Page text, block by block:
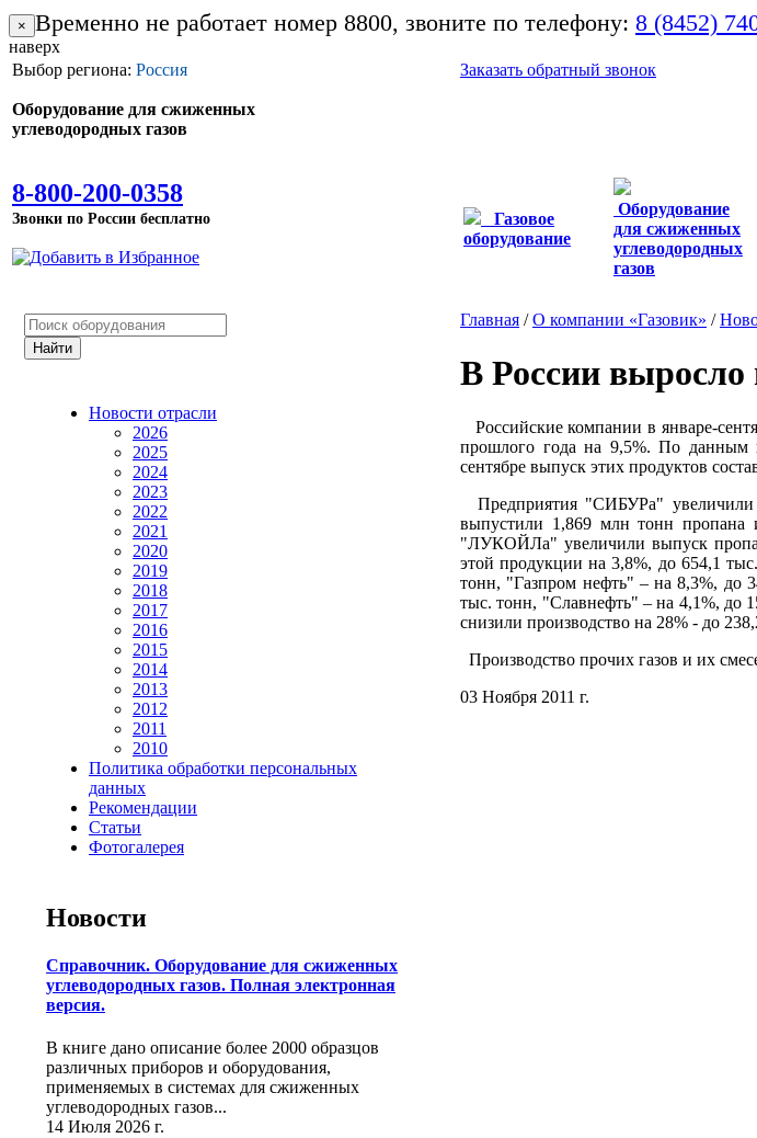
× Временно не работает номер 8800, звоните по телефону: 8 (8452)
наверх
Выбор региона: Россия
Оборудование для сжиженных
углеводородных газов
8-800-200-0358
Звонки по России бесплатно
Заказать обратный звонок
Газовое
оборудование
Оборудование
для сжиженных
углеводородных
газов
Новости отрасли
2026
2025
2024
2023
2022
2021
2020
2019
2018
2017
2016
2015
2014
2013
2012
2011
2010
Политика обработки персональных
данных
Рекомендации
Статьи
Фотогалерея
Новости
Справочник. Оборудование для сжиженных
углеводородных газов. Полная электронная
версия.
В книге дано описание более 2000 образцов
различных приборов и оборудования,
применяемых в системах для сжиженных
углеводородных газов...
14 Июля 2026 г.
Главная /О компании «Газовик» /
В России
Российские компании в январе-
прошлого года на 9,5%. По данным
сентябре выпуск этих продуктов
Предприятия "СИБУРа" увеличили
выпустили 1,869 млн тонн пропана
"ЛУКОЙЛа" увеличили выпуск
этой продукции на 3,8%, до 654,1
тонн, "Газпром нефть" – на 8,3%, до
тыс. тонн, "Славнефть" – на 4,1%,
снизили производство на 28% - до
Производство прочих газов и их
03 Ноября 2011 г.